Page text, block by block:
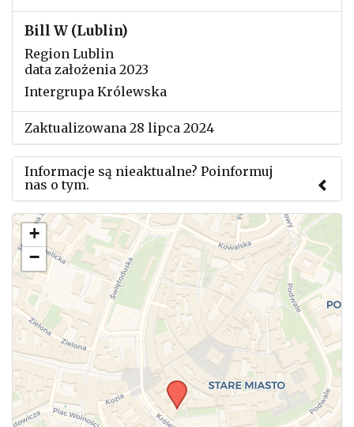
Bill W (Lublin)
Region Lublin
data założenia 2023
Intergrupa Królewska
Zaktualizowana 28 lipca 2024
Informacje są nieaktualne? Poinformuj
nas o tym.
Użyj tego formularza aby przesłać informację o
zmianach w powyższym mityngu.
+
−